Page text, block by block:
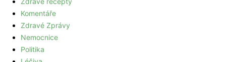
Komentáře
Zdravé Zprávy
Nemocnice
Politika